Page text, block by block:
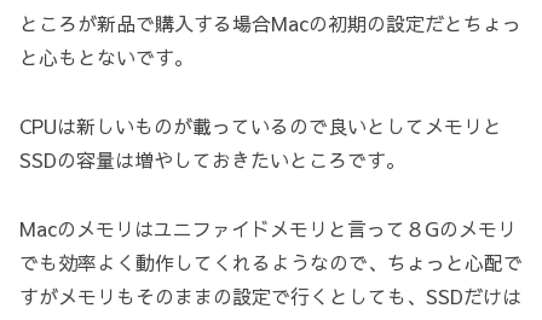
ところが新品で購入する場合Macの初期の設定だとちょっ
と心もとないです。
CPUは新しいものが載っているので良いとしてメモリと
SSDの容量は増やしておきたいところです。
Macのメモリはユニファイドメモリと言って８Gのメモリ
でも効率よく動作してくれるようなので、ちょっと心配で
すがメモリもそのままの設定で行くとしても、SSDだけは